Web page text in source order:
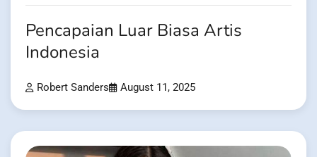
Pencapaian Luar Biasa Artis
Indonesia
Robert Sanders August 11, 2025